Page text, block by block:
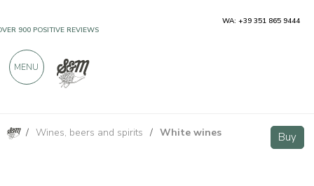
/ Wines, beers and spirits / White wines Buy
Buy
WA: +39 351 865 9444
MENU